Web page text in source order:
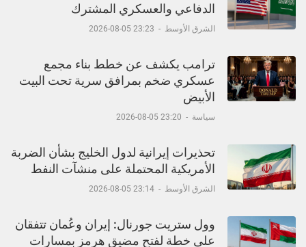
الدفاعي والعسكري المشترك
الشرق الأوسط -
23:23 05-08-2026
ترامب يكشف عن خطط بناء مجمع
عسكري ضخم بمرافق سرية تحت البيت
الأبيض
سياسة -
23:20 05-08-2026
تحذيرات إيرانية لدول الخليج بشأن الضربة
الأمريكية المحتملة على منشآت النفط
الشرق الأوسط -
23:14 05-08-2026
وول ستريت جورنال: إيران وعُمان تتفقان
على خطة لفتح مضيق هرمز بمسارات